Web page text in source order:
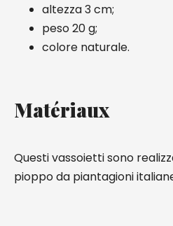
altezza 3 cm;
peso 20 g;
colore naturale.
Matériaux
Questi vassoietti sono
pioppo da piantagioni